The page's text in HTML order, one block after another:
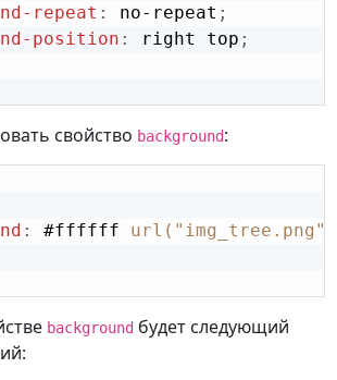
repeat : no-repeat ;
position : right top ;
свойство background:
: #ffffff url("img_tree.png")
background будет следующий